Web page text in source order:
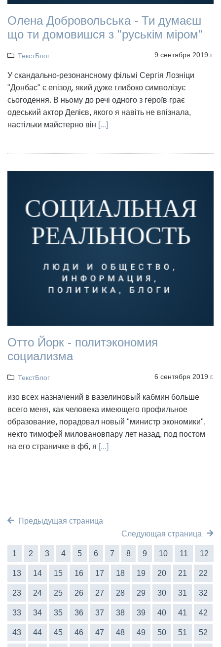
Олена Добровольська - Ти думаєш
що ти домовишся з "руськім міром"
ТекстБлог 9 сентября 2019 г.
У скандально-резонансному фільмі Сергія Лозніци
"Донбас" є епізод, який дуже глибоко символізує
сьогодення. В ньому до речі одного з героїв грає
одеський актор Делієв, якого я навіть не впізнала,
настільки майстерно він [...]
Отто Йорк - политэкономия
социализма
ТекстБлог 6 сентября 2019 г.
изо всех назначений в вазелиновый кабмин больше
всего меня, как человека имеющего профильное
образование, порадовал новый "министр экономики",
некто тимофей миловановпару лет назад, под постом
на его страничке в фб, я [...]
Предыдущая страница
Следующая страница
1 2 3 4 5 6 7 8 9 10 11 12
13 14 15 16 17 18 19 20 21 22
23 24 25 26 27 28 29 30 31 32
33 34 35 36 37 38 39 40 41 42
43 44 45 46 47 48 49 50 51 52